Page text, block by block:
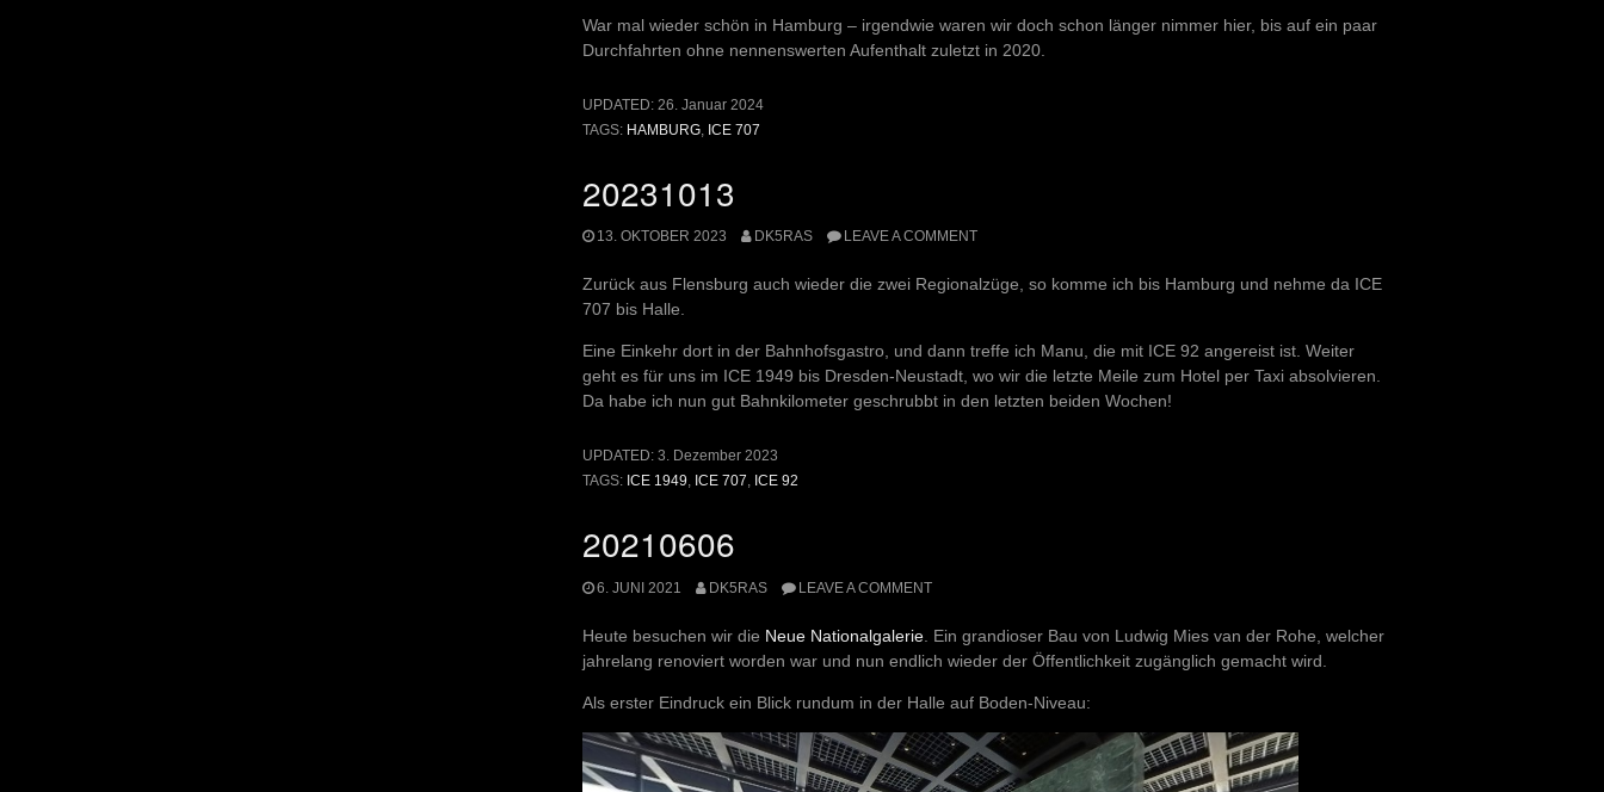
War mal wieder schön in Hamburg – irgendwie waren wir doch schon länger nimmer hier, bis auf ein paar
Durchfahrten ohne nennenswerten Aufenthalt zuletzt in 2020.
UPDATED: 26. Januar 2024
TAGS: HAMBURG ICE 707
20231013
13. OKTOBER 2023 DK5RAS LEAVE A COMMENT
Zurück aus Flensburg auch wieder die zwei Regionalzüge, so komme ich bis Hamburg und nehme da ICE
707 bis Halle.
Eine Einkehr dort in der Bahnhofsgastro, und dann treffe ich Manu, die mit ICE 92 angereist ist. Weiter
geht es für uns im ICE 1949 bis Dresden-Neustadt, wo wir die letzte Meile zum Hotel per Taxi absolvieren.
Da habe ich nun gut Bahnkilometer geschrubbt in den letzten beiden Wochen!
UPDATED: 3. Dezember 2023
TAGS: ICE 1949, ICE 707, ICE 92
20210606
6. JUNI 2021 DK5RAS LEAVE A COMMENT
Heute besuchen wir die Neue Nationalgalerie . Ein grandioser Bau von Ludwig Mies van der Rohe, welcher
jahrelang renoviert worden war und nun endlich wieder der Öffentlichkeit zugänglich gemacht wird.
Als erster Eindruck ein Blick rundum in der Halle auf Boden-Niveau: